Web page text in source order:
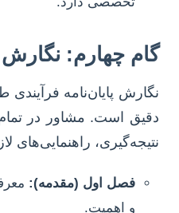
گام چهارم: نگارش
نگارش پایان‌نامه فرآیندی
دقیق است. مشاور در
نتیجه‌گیری، راهنمایی‌های
فصل اول (مقدمه):
و اهمیت.